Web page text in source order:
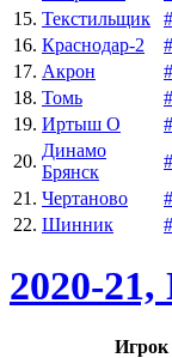
15. Текстильщик #
16. Краснодар-2 #
17. Акрон #
18. Томь #
19. Иртыш О #
20.
Динамо
Брянск
#
21. Чертаново #
22. Шинник #
2020-
Игрок